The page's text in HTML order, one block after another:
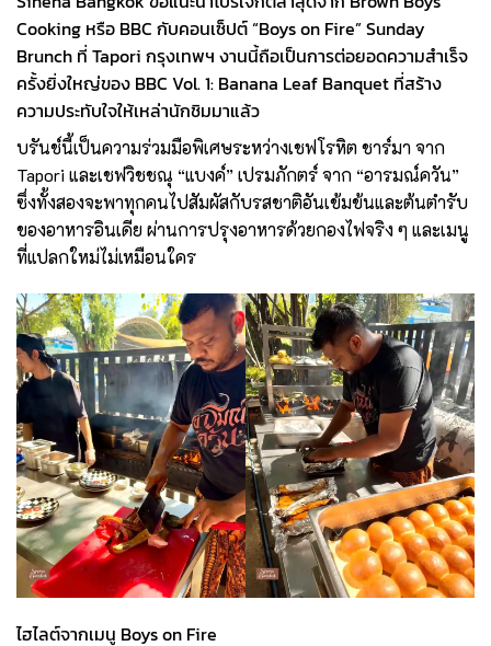
Cooking หรือ BBC กับคอนเซ็ปต์ “Boys on Fire” Sunday
Brunch ที่ Tapori กรุงเทพฯ งานนี้ถือเป็นการต่อยอดความสำเร็จ
ครั้งยิ่งใหญ่ของ BBC Vol. 1: Banana Leaf Banquet ที่สร้าง
ความประทับใจให้เหล่านักชิมมาแล้ว
บรันช์นี้เป็นความร่วมมือพิเศษระหว่างเชฟโรหิต ชาร์มา จาก
Tapori และเชฟวิชชณุ “แบงค์” เปรมภักตร์ จาก “อารมณ์ควัน”
ซึ่งทั้งสองจะพาทุกคนไปสัมผัสกับรสชาติอันเข้มข้นและต้นตำรับ
ของอาหารอินเดีย ผ่านการปรุงอาหารด้วยกองไฟจริง ๆ และเมนู
ที่แปลกใหม่ไม่เหมือนใคร
ไฮไลต์จากเมนู Boys on Fire